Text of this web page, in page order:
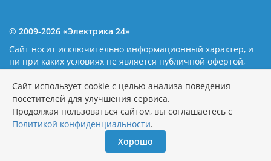
© 2009-2026 «Электрика 24»
Сайт носит исключительно информационный характер, и
ни при каких условиях не является публичной офертой,
определяемой положениями статьи 437(2) Гражданского
кодекса Российской Федерации. Наличие и цены уточняйте
у наших операторов.Политика обработки персональных
данных
Сайт использует cookie с целью анализа поведения
посетителей для улучшения сервиса.
Продолжая пользоваться сайтом, вы соглашаетесь с
Политикой конфиденциальности.
Хорошо